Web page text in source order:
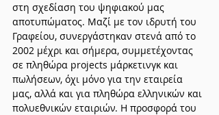
στη σχεδίαση του ψηφιακού μας
αποτυπώματος. Μαζί με τον ιδρυτή του
Γραφείου, συνεργάστηκαν στενά από το
2002 μέχρι και σήμερα, συμμετέχοντας
σε πληθώρα projects μάρκετινγκ και
πωλήσεων, όχι μόνο για την εταιρεία
μας, αλλά και για πληθώρα ελληνικών και
πολυεθνικών εταιριών. Η προσφορά του